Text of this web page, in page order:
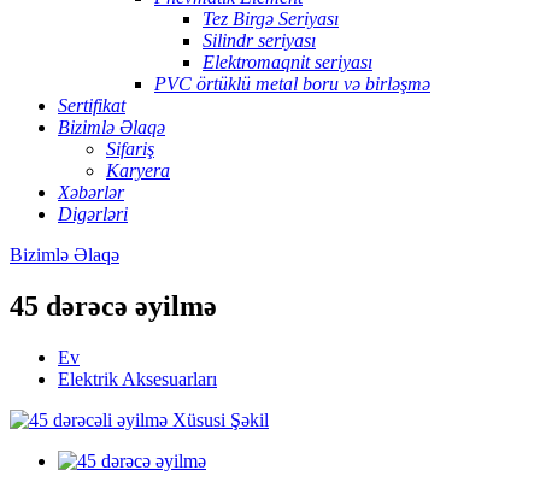
Tez Birgə Seriyası
Silindr seriyası
Elektromaqnit seriyası
PVC örtüklü metal boru və birləşmə
Sertifikat
Bizimlə Əlaqə
Sifariş
Karyera
Xəbərlər
Digərləri
Bizimlə Əlaqə
45 dərəcə əyilmə
Ev
Elektrik Aksesuarları